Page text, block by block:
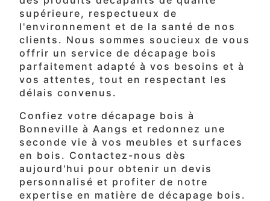
supérieure, respectueux de
l'environnement et de la santé de nos
clients. Nous sommes soucieux de vous
offrir un service de décapage bois
parfaitement adapté à vos besoins et à
vos attentes, tout en respectant les
délais convenus.
Confiez votre décapage bois à
Bonneville à Aangs et redonnez une
seconde vie à vos meubles et surfaces
en bois. Contactez-nous dès
aujourd'hui pour obtenir un devis
personnalisé et profiter de notre
expertise en matière de décapage bois.